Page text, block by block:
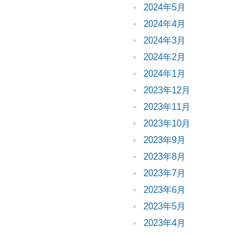
2024年5月
2024年4月
2024年3月
2024年2月
2024年1月
2023年12月
2023年11月
2023年10月
2023年9月
2023年8月
2023年7月
2023年6月
2023年5月
2023年4月